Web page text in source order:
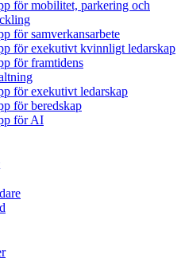
för mobilitet, parkering och
för samverkansarbete
för exekutivt kvinnligt ledarskap
för framtidens
för exekutivt ledarskap
för beredskap
för AI